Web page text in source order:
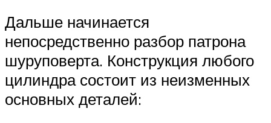
Дальше начинается
непосредственно разбор патрона
шуруповерта. Конструкция любого
цилиндра состоит из неизменных
основных деталей: